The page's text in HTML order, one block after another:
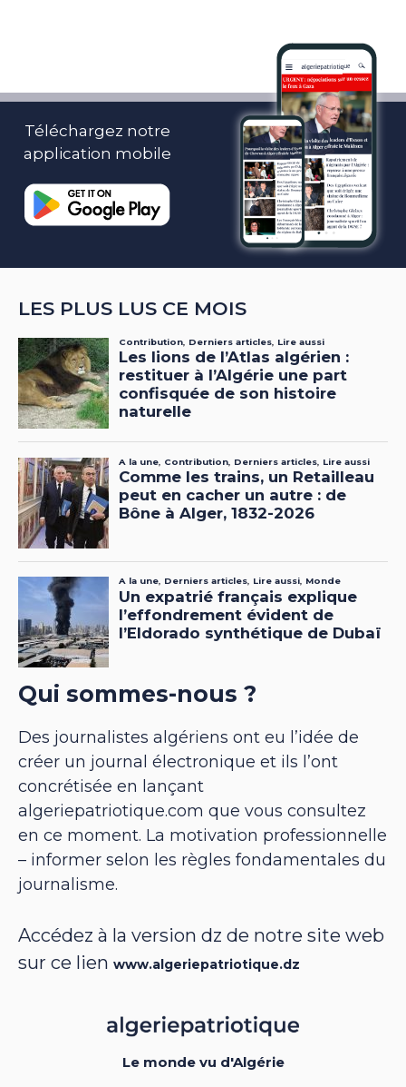
Téléchargez notre
application mobile
LES PLUS LUS CE MOIS
Qui sommes-nous ?
Des journalistes algériens ont eu l’idée de
créer un journal électronique et ils l’ont
concrétisée en lançant
algeriepatriotique.com que vous consultez
en ce moment. La motivation professionnelle
– informer selon les règles fondamentales du
journalisme.
Accédez à la version dz de notre site web
sur ce lien www.algeriepatriotique.dz
Le monde vu d'Algérie